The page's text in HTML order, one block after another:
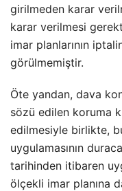
girilmeden karar
karar verilmesi
imar planlarının
görülmemiştir.
Öte yandan, dava
sözü edilen koruma
edilmesiyle birlikte,
uygulamasının
tarihinden itibaren
ölçekli imar planına